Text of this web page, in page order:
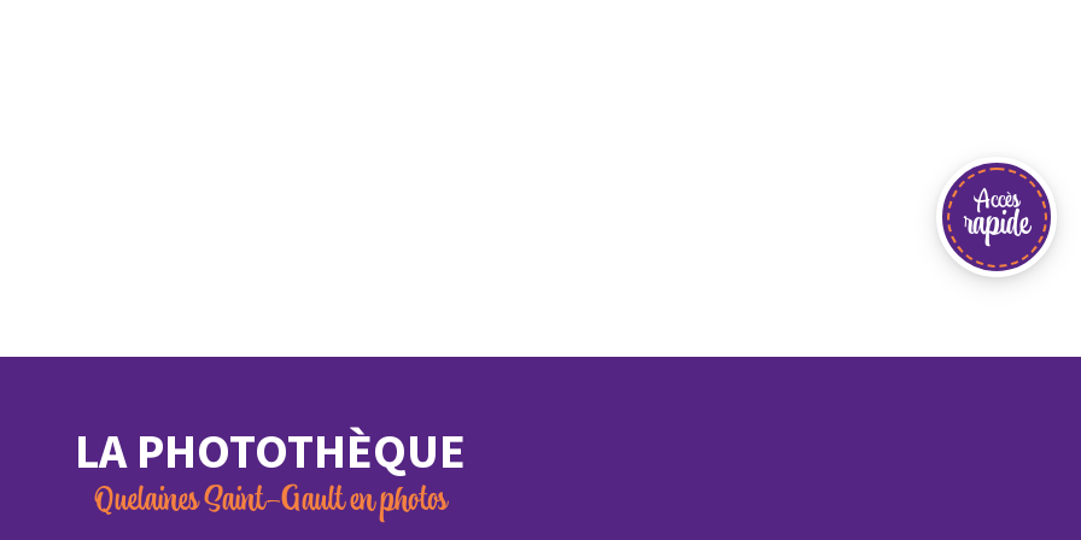
Accès
rapide
LA PHOTOTHÈQUE
Quelaines Saint-Gault en photos